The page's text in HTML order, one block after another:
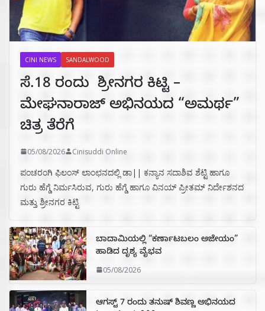
CINI NEWS SANDALWOOD
ಸೆ.18 ರಂದು ಶ್ರೀನಗರ ಕಿಟ್ಟಿ –
ಮೇಘನಾರಾಜ್ ಅಭಿನಯದ “ಅಮರ್ಥ”
ಚಿತ್ರ ತೆರೆಗೆ
05/08/2026 Cinisuddi Online
ಪಂಚರಂಗಿ ಫಿಲಂಸ್ ಲಾಂಛನದಲ್ಲಿ ಡಾ|| ಕನ್ಯಾನ ಸದಾಶಿವ ಶೆಟ್ಟಿ ಹಾಗೂ
ಗುರು ಹೆಗ್ಡೆ ನಿರ್ಮಸಿರುವ, ಗುರು ಹೆಗ್ಡೆ ಹಾಗೂ ವಿನಯ್ ಪ್ರೀತಮ್ ನಿರ್ದೇಶನದ
ಮತ್ತು ಶ್ರೀನಗರ ಕಿಟ್ಟಿ
ಬಾದಾಮಿಯಲ್ಲಿ “ಕರ್ಣಾಟಬಲಂ ಅಜೇಯಂ”
ಹಾಡಿದ ದೃಶ್ಯ ವೈಭವ
05/08/2026
ಆಗಸ್ಟ್ 7 ರಂದು ತನುಷ್ ಶಿವಣ್ಣ ಅಭಿನಯದ